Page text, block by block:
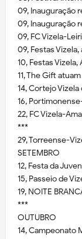
09, Inauguração
09, Inauguração
09, FC Vizela-
09, Festas
10, Festas Vizela,
11, The Gift
14, Cortejo
16,
22, FC Vizela-
***
29, Torreense-
SETEMBRO
12, Festa da
15, Passeio de
19, NOITE
***
OUTUBRO
14, Campeonato